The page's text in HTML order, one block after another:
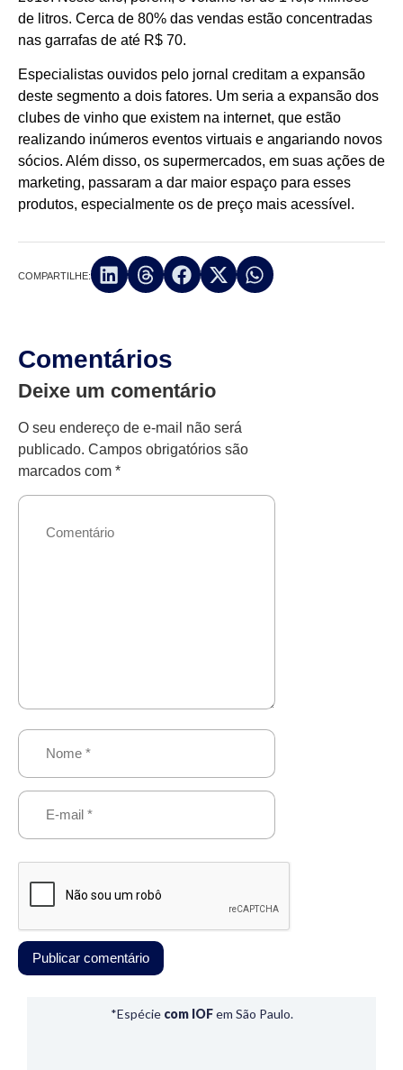
de litros. Cerca de 80% das vendas estão concentradas
nas garrafas de até R$ 70.
Especialistas ouvidos pelo jornal creditam a expansão
deste segmento a dois fatores. Um seria a expansão dos
clubes de vinho que existem na internet, que estão
realizando inúmeros eventos virtuais e angariando novos
sócios. Além disso, os supermercados, em suas ações de
marketing, passaram a dar maior espaço para esses
produtos, especialmente os de preço mais acessível.
COMPARTILHE:
Comentários
Deixe um comentário
O seu endereço de e-mail não será
publicado. Campos obrigatórios são
marcados com *